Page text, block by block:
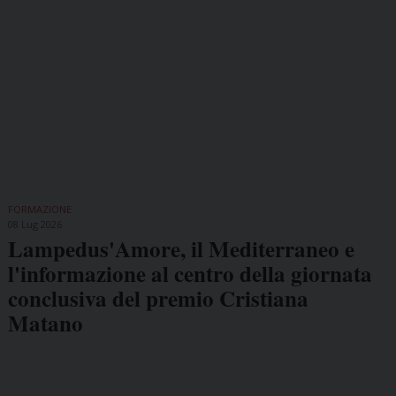
FORMAZIONE
Lampedus'Amore, il Mediterraneo e
l'informazione al centro della giornata
conclusiva del premio Cristiana
Matano